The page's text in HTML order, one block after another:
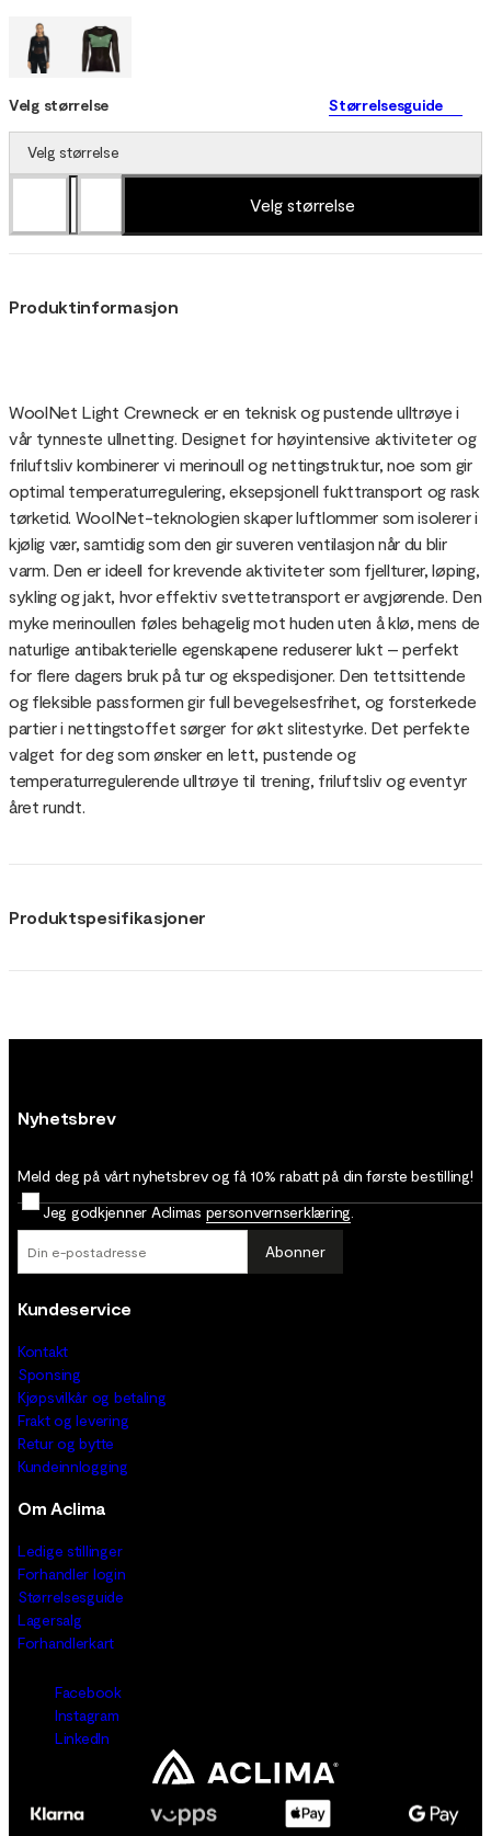
Velg størrelse Størrelsesguide
Velg størrelse
Velg størrelse
Produktinformasjon
WoolNet Light Crewneck er en teknisk og pustende ulltrøye i
vår tynneste ullnetting. Designet for høyintensive aktiviteter og
friluftsliv kombinerer vi merinoull og nettingstruktur, noe som gir
optimal temperaturregulering, eksepsjonell fukttransport og rask
tørketid. WoolNet-teknologien skaper luftlommer som isolerer i
kjølig vær, samtidig som den gir suveren ventilasjon når du blir
varm. Den er ideell for krevende aktiviteter som fjellturer, løping,
sykling og jakt, hvor effektiv svettetransport er avgjørende. Den
myke merinoullen føles behagelig mot huden uten å klø, mens de
naturlige antibakterielle egenskapene reduserer lukt – perfekt
for flere dagers bruk på tur og ekspedisjoner. Den tettsittende
og fleksible passformen gir full bevegelsesfrihet, og forsterkede
partier i nettingstoffet sørger for økt slitestyrke. Det perfekte
valget for deg som ønsker en lett, pustende og
temperaturregulerende ulltrøye til trening, friluftsliv og eventyr
året rundt.
Produktspesifikasjoner
Nyhetsbrev
Meld deg på vårt nyhetsbrev og få 10% rabatt på din første bestilling!
Jeg godkjenner Aclimas personvernserklæring
Abonner
Kundeservice
Kontakt
Sponsing
Kjøpsvilkår og betaling
Frakt og levering
Retur og bytte
Kundeinnlogging
Om Aclima
Ledige stillinger
Forhandler login
Størrelsesguide
Lagersalg
Forhandlerkart
Facebook
Instagram
LinkedIn